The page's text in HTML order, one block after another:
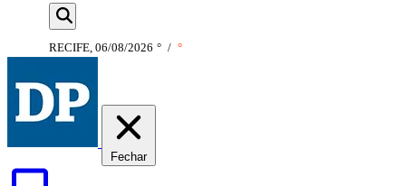
RECIFE, 06/08/2026 ° / °
Fechar